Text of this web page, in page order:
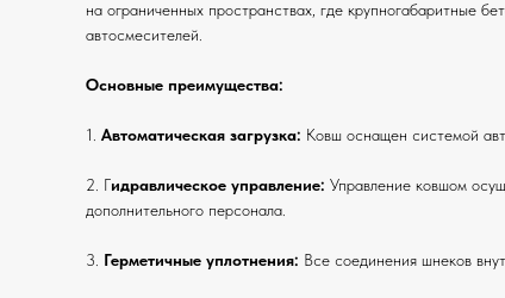
на ограниченных пространствах, где крупногабаритные
автосмесителей.
Основные преимущества:
1. Автоматическая загрузка: Ковш оснащен системой
2. Гидравлическое управление: Управление ковшом
дополнительного персонала.
3. Герметичные уплотнения: Все соединения шнеков